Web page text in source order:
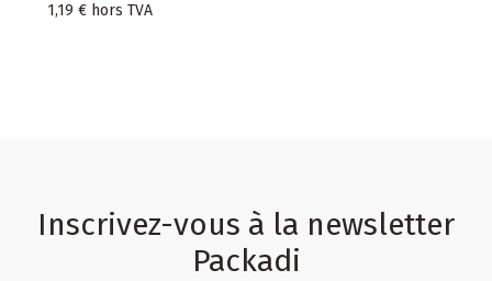
1,19 € hors TVA
Inscrivez-vous à la newsletter
Packadi